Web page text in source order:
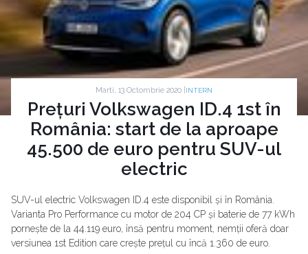
Marti, 13 Octombrie 2020 | INTERN
Prețuri Volkswagen ID.4 1st în
România: start de la aproape
45.500 de euro pentru SUV-ul
electric
SUV-ul electric Volkswagen ID.4 este disponibil și în România.
Varianta Pro Performance cu motor de 204 CP și baterie de 77 kWh
pornește de la 44.119 euro, însă pentru moment, nemții oferă doar
versiunea 1st Edition care crește prețul cu încă 1.360 de euro.